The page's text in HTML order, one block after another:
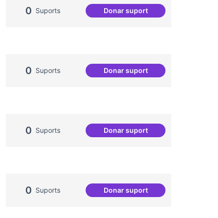
0 Suports Donar suportSalut Comunitària
0 Suports Donar suportCasal de Barri Congrés
0 Suports Donar suport
Artenea
0 Suports Donar suport
Vilaveïna